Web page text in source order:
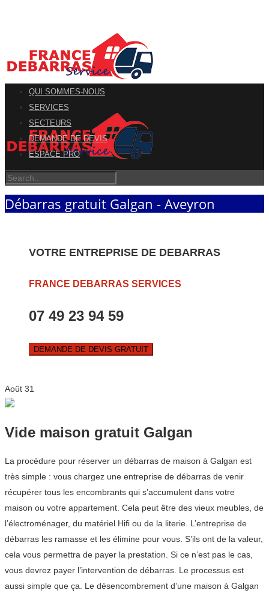
QUI SOMMES-NOUS
SERVICES
SECTEURS
DEMANDE DE DEVIS
ESPACE PRO
Débarras gratuit Galgan - Aveyron
VOTRE ENTREPRISE DE DEBARRAS
FRANCE DEBARRAS SERVICES
07 49 23 94 59
DEMANDE DE DEVIS GRATUIT
Août 31
Vide maison gratuit Galgan
La procédure pour réserver un débarras de maison à Galgan est
très simple : vous chargez une entreprise de débarras de venir
récupérer tous les encombrants qui s’accumulent dans votre
maison ou votre appartement. Cela peut être des vieux meubles, de
l’électroménager, du matériel Hifi ou de la literie. L’entreprise de
débarras les ramasse et les élimine pour vous. S’ils ont de la valeur,
cela vous permettra de payer la prestation. Si ce n’est pas le cas,
vous devrez payer l’intervention de débarras. Le processus est
aussi simple que ça. Le désencombrement d’une maison à Galgan